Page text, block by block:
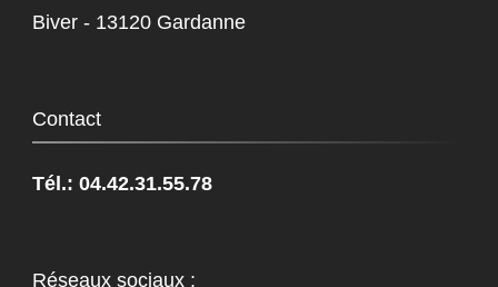
Biver - 13120 Gardanne
Contact
Tél.: 04.42.31.55.78
Réseaux sociaux :